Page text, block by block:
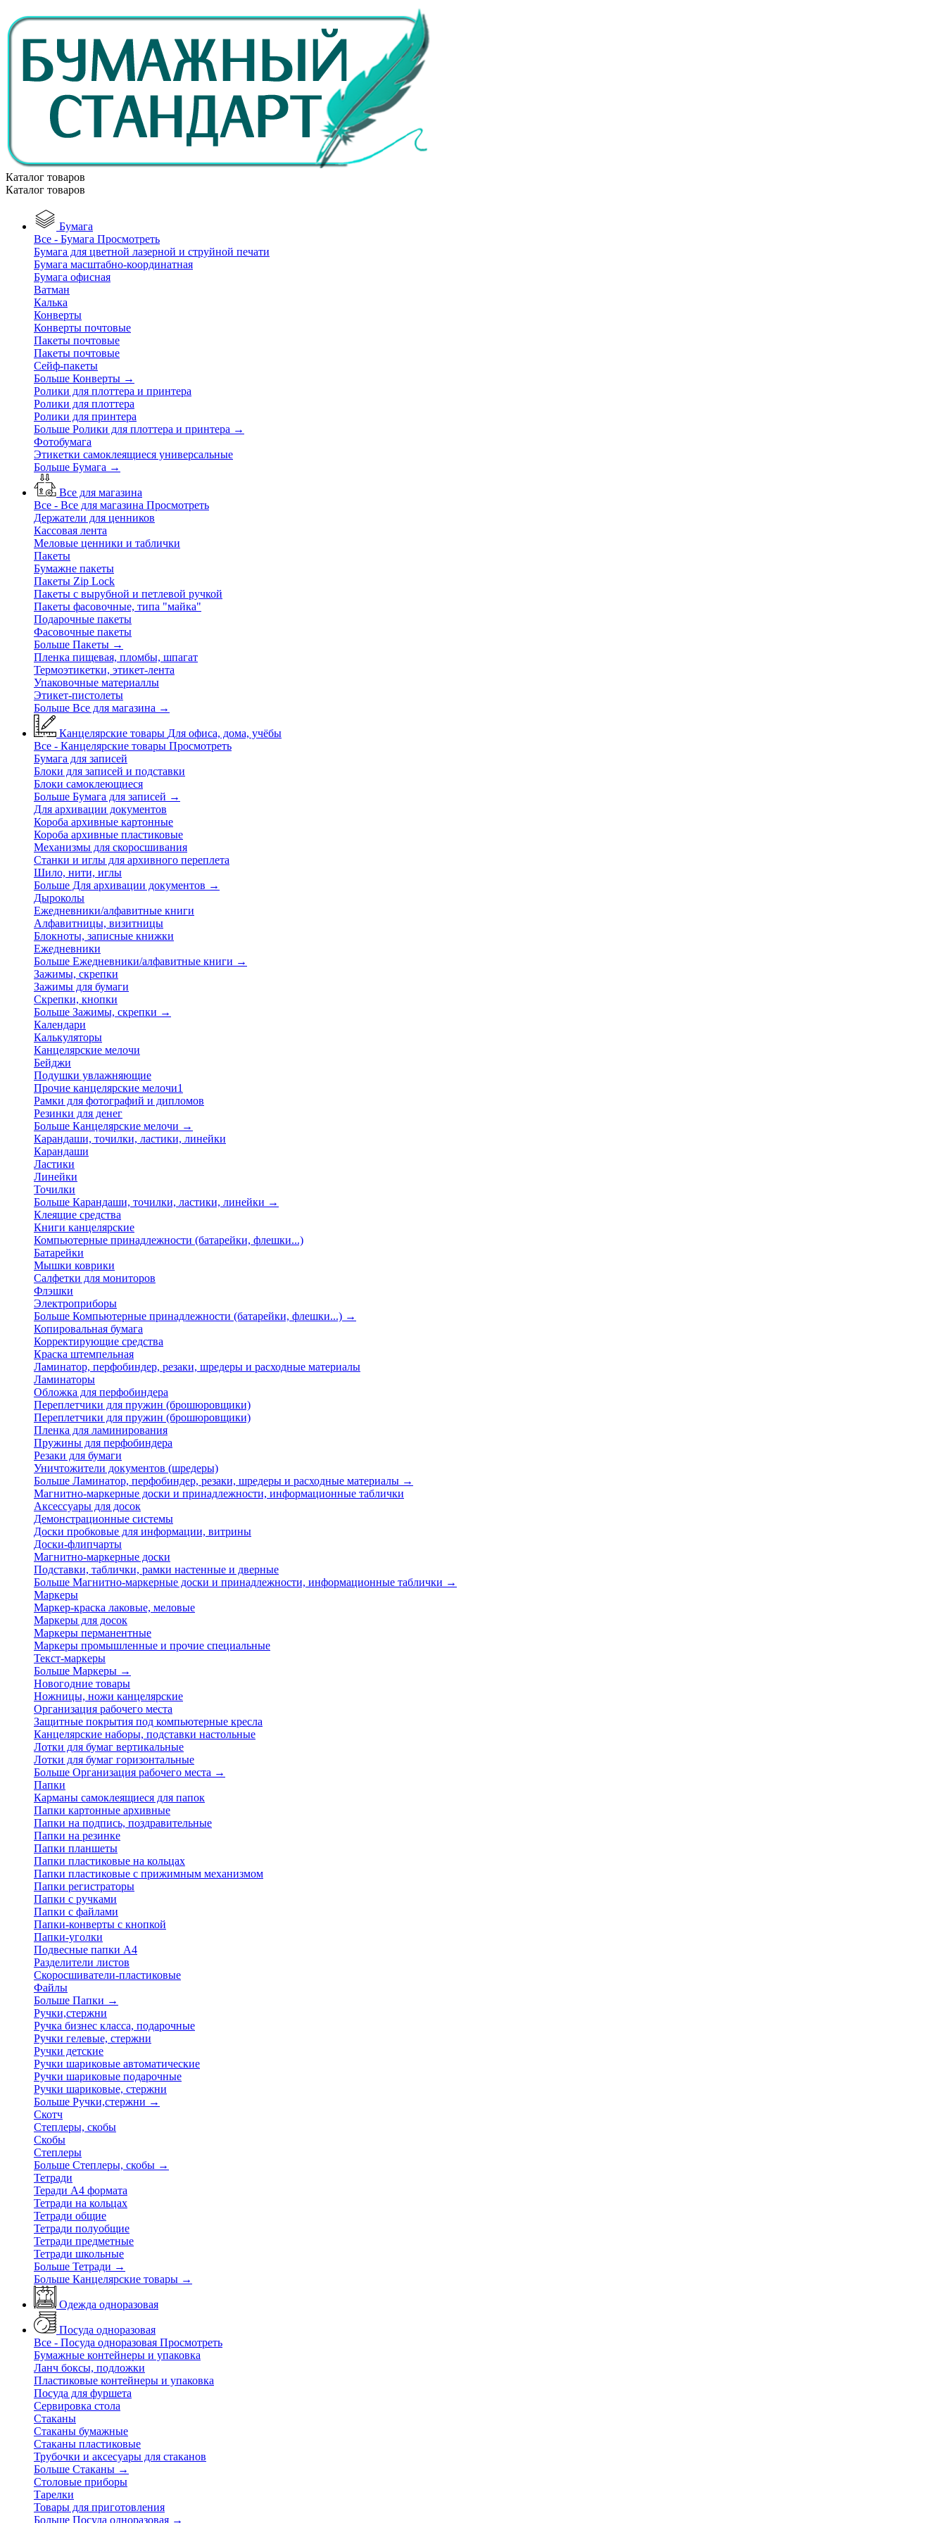
Каталог товаров
Каталог товаров
Бумага
Все - Бумага Просмотреть
Бумага для цветной лазерной и струйной печати
Бумага масштабно-координатная
Бумага офисная
Ватман
Калька
Конверты
Конверты почтовые
Пакеты почтовые
Пакеты почтовые
Сейф-пакеты
Больше Конверты →
Ролики для плоттера и принтера
Ролики для плоттера
Ролики для принтера
Больше Ролики для плоттера и принтера →
Фотобумага
Этикетки самоклеящиеся универсальные
Больше Бумага →
Все для магазина
Все - Все для магазина Просмотреть
Держатели для ценников
Кассовая лента
Меловые ценники и таблички
Пакеты
Бумажне пакеты
Пакеты Zip Lock
Пакеты с вырубной и петлевой ручкой
Пакеты фасовочные, типа "майка"
Подарочные пакеты
Фасовочные пакеты
Больше Пакеты →
Пленка пищевая, пломбы, шпагат
Термоэтикетки, этикет-лента
Упаковочные материаллы
Этикет-пистолеты
Больше Все для магазина →
Канцелярские товары Для офиса, дома, учёбы
Все - Канцелярские товары Просмотреть
Бумага для записей
Блоки для записей и подставки
Блоки самоклеющиеся
Больше Бумага для записей →
Для архивации документов
Короба архивные картонные
Короба архивные пластиковые
Механизмы для скоросшивания
Станки и иглы для архивного переплета
Шило, нити, иглы
Больше Для архивации документов →
Дыроколы
Ежедневники/алфавитные книги
Алфавитницы, визитницы
Блокноты, записные книжки
Ежедневники
Больше Ежедневники/алфавитные книги →
Зажимы, скрепки
Зажимы для бумаги
Скрепки, кнопки
Больше Зажимы, скрепки →
Календари
Калькуляторы
Канцелярские мелочи
Бейджи
Подушки увлажняющие
Прочие канцелярские мелочи1
Рамки для фотографий и дипломов
Резинки для денег
Больше Канцелярские мелочи →
Карандаши, точилки, ластики, линейки
Карандаши
Ластики
Линейки
Точилки
Больше Карандаши, точилки, ластики, линейки →
Клеящие средства
Книги канцелярские
Компьютерные принадлежности (батарейки, флешки...)
Батарейки
Мышки коврики
Салфетки для мониторов
Флэшки
Электроприборы
Больше Компьютерные принадлежности (батарейки, флешки...) →
Копировальная бумага
Корректирующие средства
Краска штемпельная
Ламинатор, перфобиндер, резаки, шредеры и расходные материалы
Ламинаторы
Обложка для перфобиндера
Переплетчики для пружин (брошюровщики)
Переплетчики для пружин (брошюровщики)
Пленка для ламинирования
Пружины для перфобиндера
Резаки для бумаги
Уничтожители документов (шредеры)
Больше Ламинатор, перфобиндер, резаки, шредеры и расходные материалы →
Магнитно-маркерные доски и принадлежности, информационные таблички
Аксессуары для досок
Демонстрационные системы
Доски пробковые для информации, витрины
Доски-флипчарты
Магнитно-маркерные доски
Подставки, таблички, рамки настенные и дверные
Больше Магнитно-маркерные доски и принадлежности, информационные таблички →
Маркеры
Маркер-краска лаковые, меловые
Маркеры для досок
Маркеры перманентные
Маркеры промышленные и прочие специальные
Текст-маркеры
Больше Маркеры →
Новогодние товары
Ножницы, ножи канцелярские
Организация рабочего места
Защитные покрытия под компьютерные кресла
Канцелярские наборы, подставки настольные
Лотки для бумаг вертикальные
Лотки для бумаг горизонтальные
Больше Организация рабочего места →
Папки
Карманы самоклеящиеся для папок
Папки картонные архивные
Папки на подпись, поздравительные
Папки на резинке
Папки планшеты
Папки пластиковые на кольцах
Папки пластиковые с прижимным механизмом
Папки регистраторы
Папки с ручками
Папки с файлами
Папки-конверты с кнопкой
Папки-уголки
Подвесные папки А4
Разделители листов
Скоросшиватели-пластиковые
Файлы
Больше Папки →
Ручки,стержни
Ручка бизнес класса, подарочные
Ручки гелевые, стержни
Ручки детские
Ручки шариковые автоматические
Ручки шариковые подарочные
Ручки шариковые, стержни
Больше Ручки,стержни →
Скотч
Степлеры, скобы
Скобы
Степлеры
Больше Степлеры, скобы →
Тетради
Теради А4 формата
Тетради на кольцах
Тетради общие
Тетради полуобщие
Тетради предметные
Тетради школьные
Больше Тетради →
Больше Канцелярские товары →
Одежда одноразовая
Посуда одноразовая
Все - Посуда одноразовая Просмотреть
Бумажные контейнеры и упаковка
Ланч боксы, подложки
Пластиковые контейнеры и упаковка
Посуда для фуршета
Сервировка стола
Стаканы
Стаканы бумажные
Стаканы пластиковые
Трубочки и аксесуары для стаканов
Больше Стаканы →
Столовые приборы
Тарелки
Товары для приготовления
Больше Посуда одноразовая →